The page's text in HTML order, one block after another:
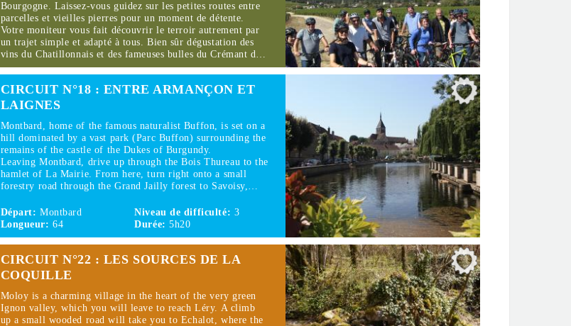
Bourgogne. Laissez-vous guidez sur les petites routes entre
parcelles et vieilles pierres pour un moment de détente.
Votre moniteur vous fait découvrir le terroir autrement par
un trajet simple et adapté à tous. Bien sûr dégustation des
vins du Chatillonnais et des fameuses bulles du Crémant d…
CIRCUIT N°18 : ENTRE ARMANÇON ET
LAIGNES
Montbard, home of the famous naturalist Buffon, is set on a
hill dominated by a vast park (Parc Buffon) surrounding the
remains of the castle of the Dukes of Burgundy.
Leaving Montbard, drive up through the Bois Thureau to the
hamlet of La Mairie. From here, turn right onto a small
forestry road through the Grand Jailly forest to Savoisy,…
Départ:Montbard Niveau de difficulté: 3
Longueur:64 Durée:5h20
CIRCUIT N°22 : LES SOURCES DE LA
COQUILLE
Moloy is a charming village in the heart of the very green
Ignon valley, which you will leave to reach Léry. A climb
up a small wooded road will take you to Echalot, where the